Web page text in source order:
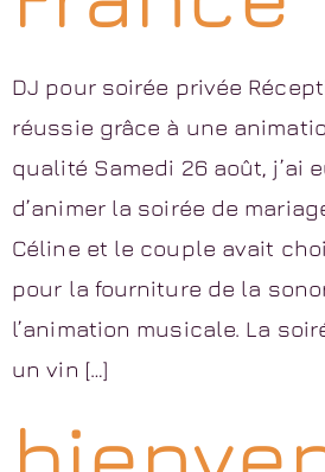
DJ pour soirée privée
réussie grâce à une
qualité Samedi 26 août, j’ai
d’animer la soirée de
Céline et le couple avait
pour la fourniture de la
l’animation musicale. La
un vin […]